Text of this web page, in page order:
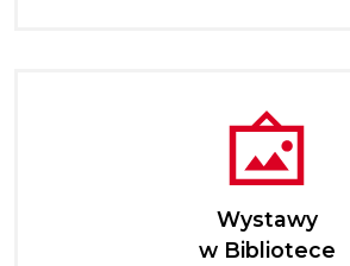
Wystawy
w Bibliotece